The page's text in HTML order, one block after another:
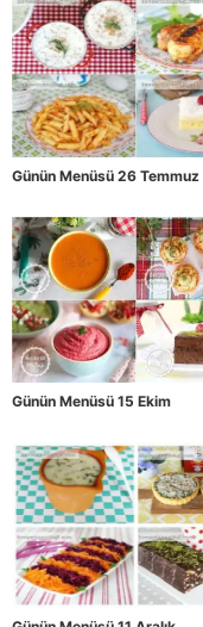
Günün Menüsü 26 Temmuz
Günün Menüsü 15 Ekim